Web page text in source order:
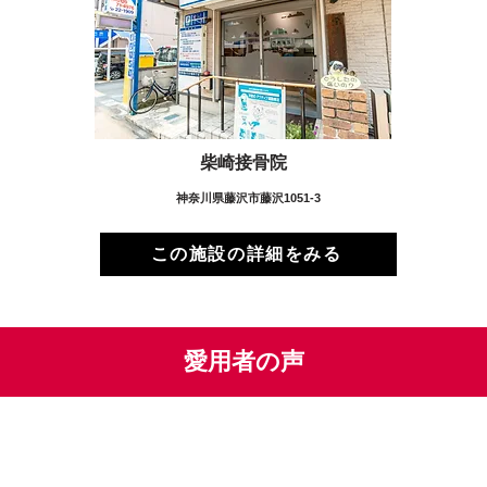
柴崎接骨院
神奈川県藤沢市藤沢1051-3
この施設の詳細をみる
愛用者の声